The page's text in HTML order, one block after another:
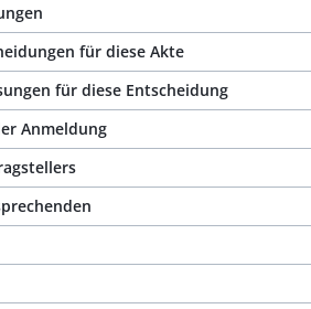
für diese Akte
für diese Entscheidung
Anmeldung